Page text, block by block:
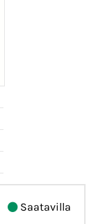
Saatavilla